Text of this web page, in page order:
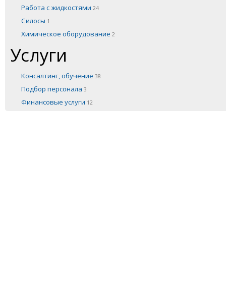
Работа с жидкостями 24
Силосы 1
Химическое оборудование 2
Услуги
Консалтинг, обучение 38
Подбор персонала 3
Финансовые услуги 12